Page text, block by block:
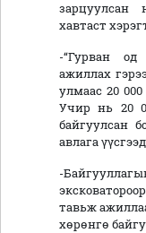
зарцуулсан
хавтаст
-“Гурван
ажиллах
улмаас 20
Учир нь 20
байгуулсан
авлага
-
тавьж
хөрөнгө